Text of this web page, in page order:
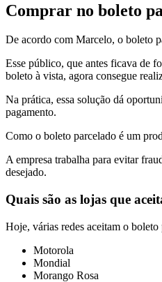
Comprar no boleto
De acordo com Marcelo, o boleto
Esse público, que antes ficava de
boleto à vista, agora consegue
Na prática, essa solução dá
pagamento.
Como o boleto parcelado é um
A empresa trabalha para evitar
desejado.
Quais são as lojas que
Hoje, várias redes aceitam o
Motorola
Mondial
Morango Rosa